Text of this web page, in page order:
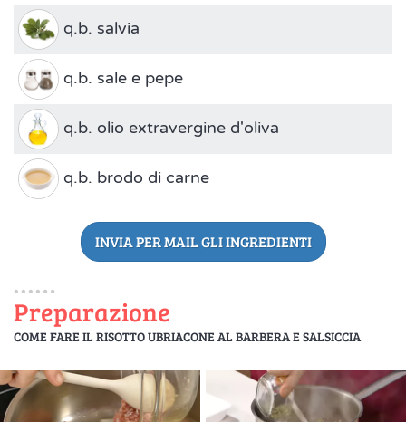
q.b. salvia
q.b. sale e pepe
q.b. olio extravergine d'oliva
q.b. brodo di carne
INVIA PER MAIL GLI INGREDIENTI
Preparazione
COME FARE IL RISOTTO UBRIACONE AL BARBERA E SALSICCIA